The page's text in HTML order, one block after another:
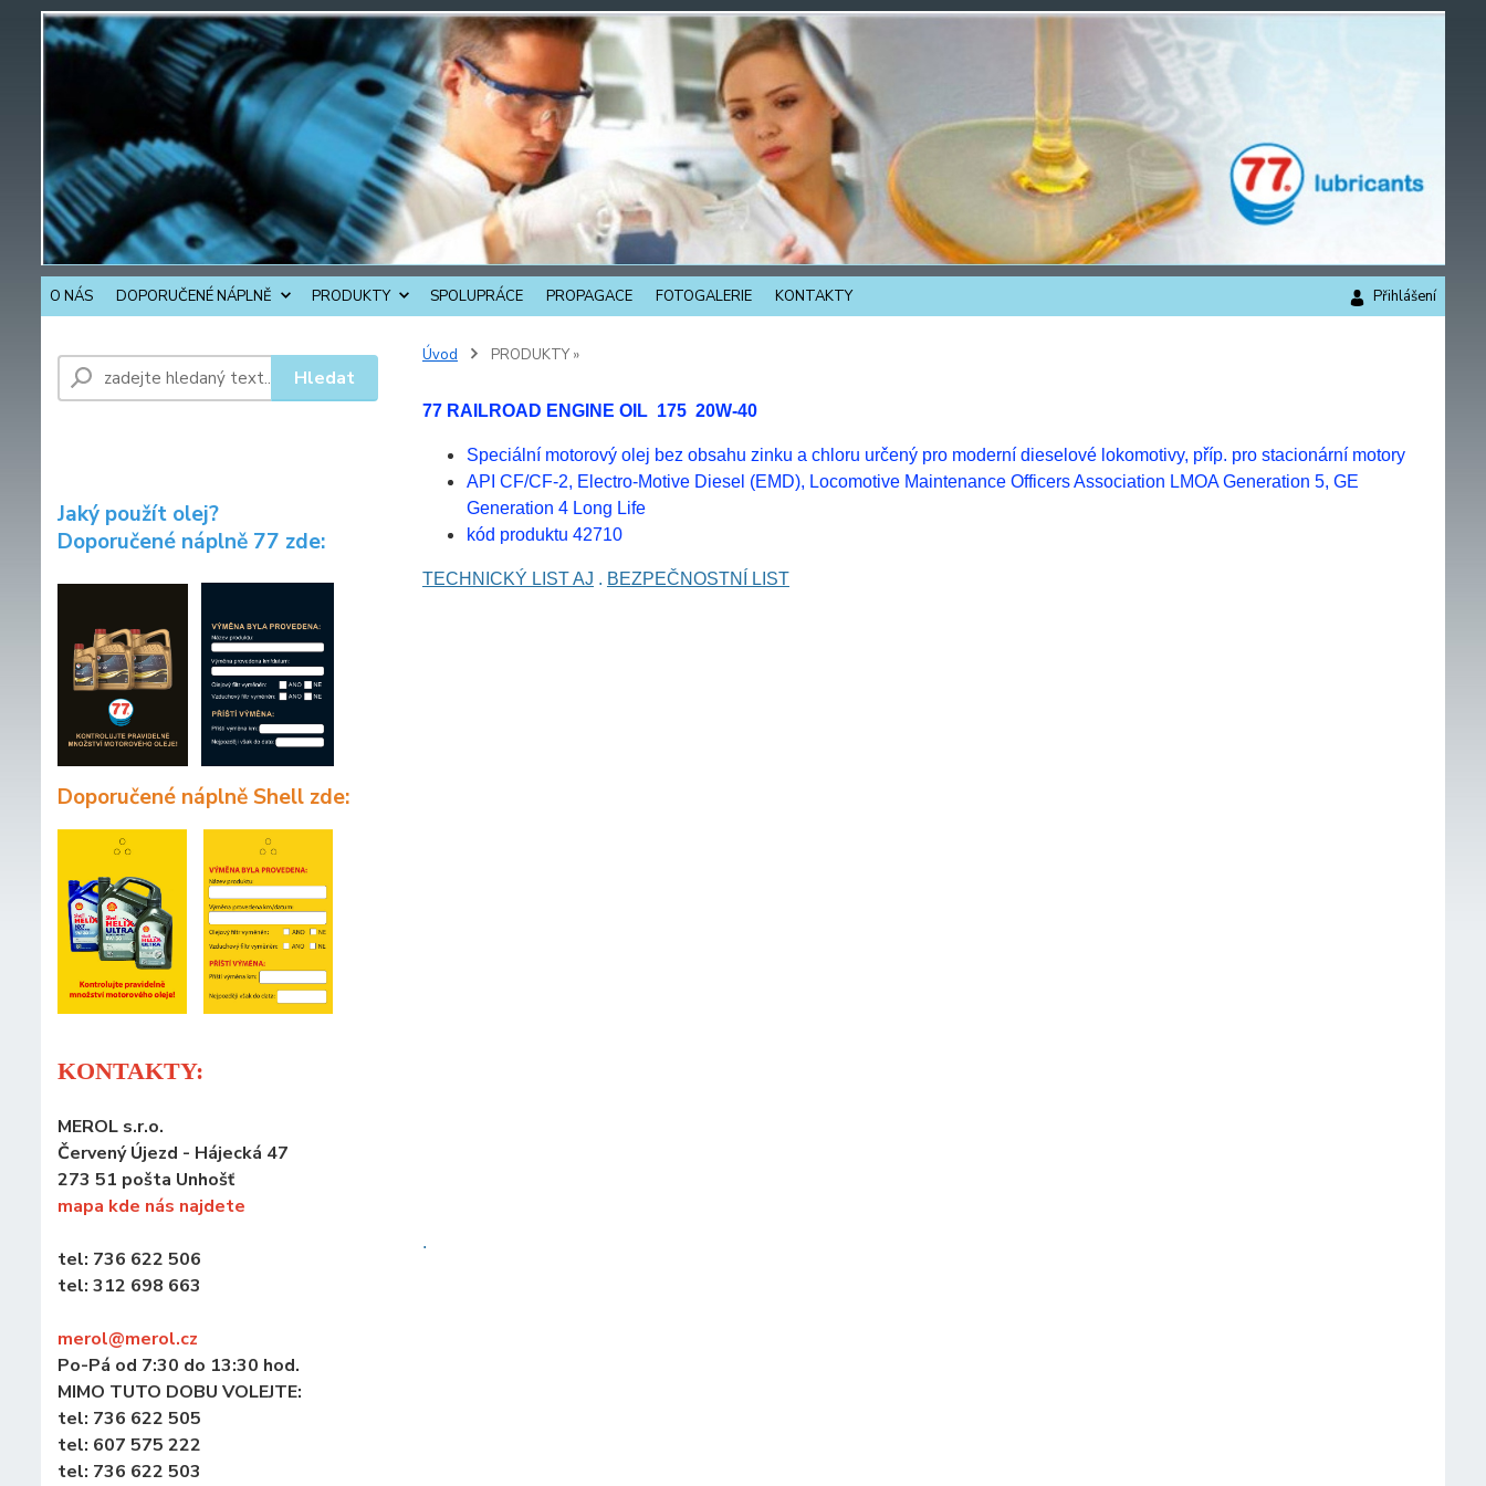
O NÁS DOPORUČENÉ NÁPLNĚ PRODUKTY SPOLUPRÁCE PROPAGACE FOTOGALERIE KONTAKTY Přihlášení
Hledat
Jaký použít olej?
Doporučené náplně 77 zde:
Doporučené náplně Shell zde:
KONTAKTY:
MEROL s.r.o.
Červený Újezd - Hájecká 47
273 51 pošta Unhošť
mapa kde nás najdete
tel: 736 622 506
tel: 312 698 663
merol@merol.cz
Po-Pá od 7:30 do 13:30 hod.
MIMO TUTO DOBU VOLEJTE:
tel: 736 622 505
tel: 607 575 222
tel: 736 622 503
Úvod PRODUKTY »
77 RAILROAD ENGINE OIL 175 20W-40
Speciální motorový olej bez obsahu zinku a chloru určený pro moderní dieselové lokomotivy, příp. pro stacionární motory
API CF/CF-2, Electro-Motive Diesel (EMD), Locomotive Maintenance Officers Association LMOA Generation 5, GE
Generation 4 Long Life
kód produktu 42710
TECHNICKÝ LIST AJ . BEZPEČNOSTNÍ LIST
.